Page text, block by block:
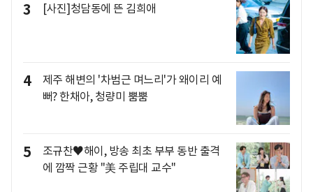
3 [사진]청담동에 뜬 김희애
4
제주 해변의 '차범근 며느리'가 왜이리 예
뻐? 한채아, 청량미 뿜뿜
5
조규찬♥해이, 방송 최초 부부 동반 출격
에 깜짝 근황 "美 주립대 교수"